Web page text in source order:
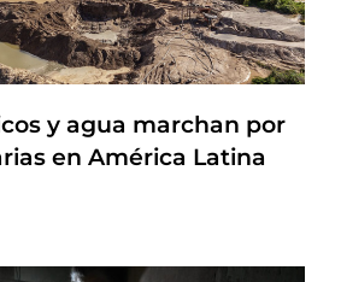
y agua marchan por
en América Latina